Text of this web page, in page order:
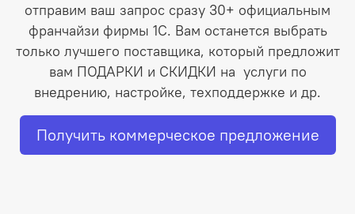
отправим ваш запрос сразу 30+ официальным
франчайзи фирмы 1С. Вам останется выбрать
только лучшего поставщика, который предложит
вам ПОДАРКИ и СКИДКИ на услуги по
внедрению, настройке, техподдержке и др.
Получить коммерческое предложение